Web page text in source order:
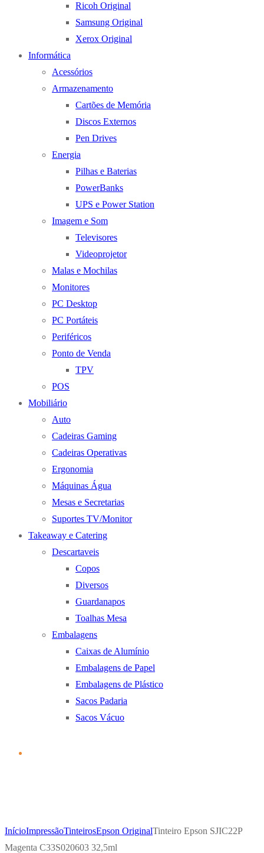
Ricoh Original
Samsung Original
Xerox Original
Informática
Acessórios
Armazenamento
Cartões de Memória
Discos Externos
Pen Drives
Energia
Pilhas e Baterias
PowerBanks
UPS e Power Station
Imagem e Som
Televisores
Videoprojetor
Malas e Mochilas
Monitores
PC Desktop
PC Portáteis
Periféricos
Ponto de Venda
TPV
POS
Mobiliário
Auto
Cadeiras Gaming
Cadeiras Operativas
Ergonomia
Máquinas Água
Mesas e Secretarias
Suportes TV/Monitor
Takeaway e Catering
Descartaveis
Copos
Diversos
Guardanapos
Toalhas Mesa
Embalagens
Caixas de Alumínio
Embalagens de Papel
Embalagens de Plástico
Sacos Padaria
Sacos Vácuo
InícioImpressãoTinteirosEpson OriginalTinteiro Epson SJIC22P
Magenta C33S020603 32,5ml